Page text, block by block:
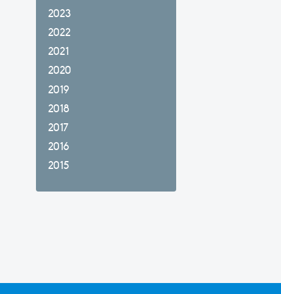
2023
2022
2021
2020
2019
2018
2017
2016
2015